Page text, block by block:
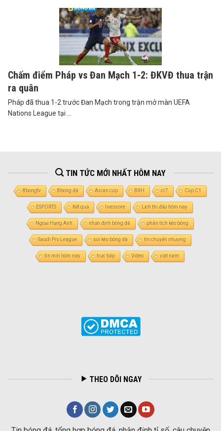
Chấm điểm Pháp vs Đan Mạch 1-2: ĐKVĐ thua trận
ra quân
Pháp đã thua 1-2 trước Đan Mạch trong trận mở màn UEFA
Nations League tại ...
TIN TỨC MỚI NHẤT HÔM NAY
8bongtv 8bong đá Asian cup BXH cr7 Cúp C1
ESPORTS Kết quả livescore Lịch thi đấu hôm nay
Ngoại Hạng Anh nhận định bóng đá phân tích kèo bóng
Saudi Pro League soi kèo bóng đá tin chuyển nhượng
tin mới hôm nay trực tiếp Video việt nam
THEO DÕI NGAY